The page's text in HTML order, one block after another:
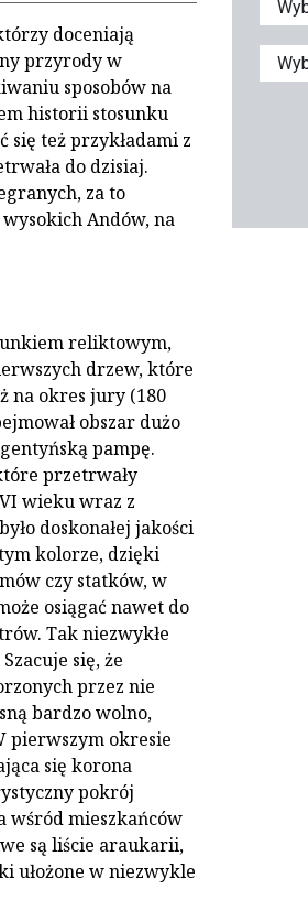
doceniają
przyrody w
sposobów na
historii stosunku
się też przykładami z
do dzisiaj.
za to
Andów, na
reliktowym,
drzew, które
na okres jury (180
obszar dużo
pampę.
przetrwały
wieku wraz z
doskonałej jakości
kolorze, dzięki
czy statków, w
osiągać nawet do
Tak niezwykłe
się, że
przez nie
bardzo wolno,
pierwszym okresie
się korona
pokrój
wśród mieszkańców
są liście araukarii,
ułożone w niezwykle